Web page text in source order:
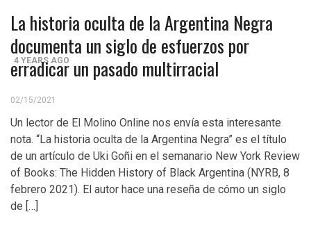
declaraciones de impuestos de Donald Trump
4 YEARS AGO
paramilitar
La historia oculta de la Argentina Negra
documenta un siglo de esfuerzos por
erradicar un pasado multirracial
02/15/2021
Un lector de El Molino Online nos envía esta interesante
nota. “La historia oculta de la Argentina Negra” es el título
de un artículo de Uki Goñi en el semanario New York Review
of Books: The Hidden History of Black Argentina (NYRB, 8
febrero 2021). El autor hace una reseña de cómo un siglo
de […]